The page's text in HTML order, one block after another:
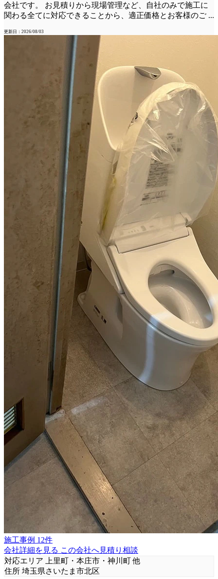
会社です。 お見積りから現場管理など、自社のみで施工に
関わる全てに対応できることから、適正価格とお客様のご ...
更新日：2026/08/03
施工事例 12件
会社詳細を見る この会社へ見積り相談
対応エリア
上里町・本庄市・神川町 他
住所 埼玉県さいたま市北区